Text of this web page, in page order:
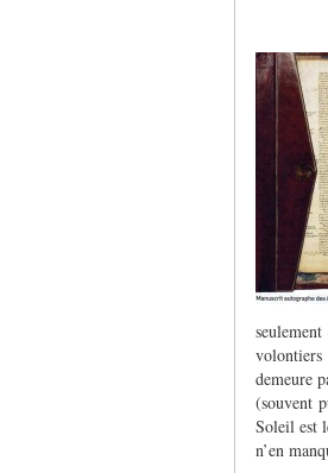
demeure
(souvent
Soleil est
n’en